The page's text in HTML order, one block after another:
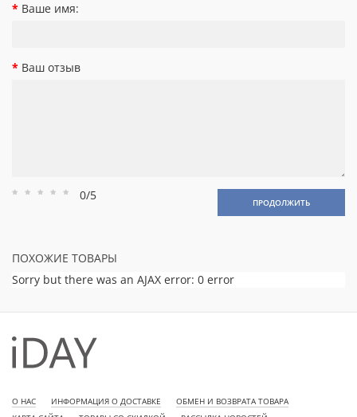
Ваше имя:
Ваш отзыв
Рейтинг
Рейтинг
Рейтинг
Рейтинг
Рейтинг
0/5 ПРОДОЛЖИТЬ
ПОХОЖИЕ ТОВАРЫ
Sorry but there was an AJAX error: 0 error
О НАС ИНФОРМАЦИЯ О ДОСТАВКЕ
ОБМЕН И ВОЗВРАТА ТОВАРА